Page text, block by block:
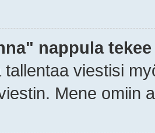
nappula
tallentaa viestisi
Mene omiin